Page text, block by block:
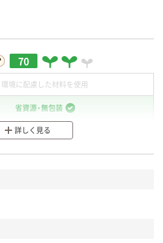
70
環境に配慮した材料を使用
省資源・無包装
分別・リサイクルしやすい設計
詳しく見る